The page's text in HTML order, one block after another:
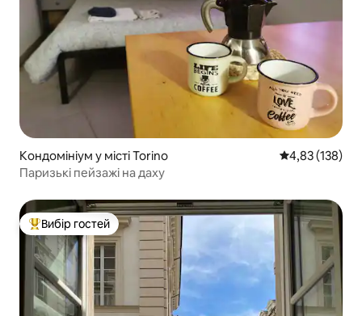
Кондомініум у місті Torino Середня
4,83 (138)
Паризькі пейзажі на даху
Топ вибір гостей
Вибір гостей